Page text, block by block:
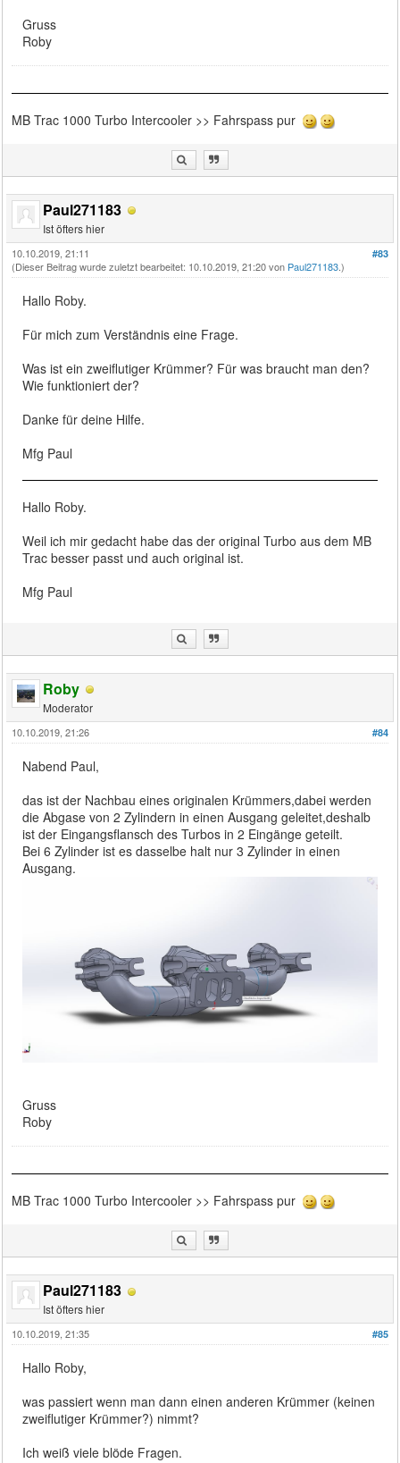
Gruss
Roby
MB Trac 1000 Turbo Intercooler >> Fahrspass pur
Paul271183
Ist öfters hier
#83
10.10.2019, 21:11
(Dieser Beitrag wurde zuletzt bearbeitet: 10.10.2019, 21:20 von Paul271183.)
Hallo Roby.
Für mich zum Verständnis eine Frage.
Was ist ein zweiflutiger Krümmer? Für was braucht man den?
Wie funktioniert der?
Danke für deine Hilfe.
Mfg Paul
Hallo Roby.
Weil ich mir gedacht habe das der original Turbo aus dem MB
Trac besser passt und auch original ist.
Mfg Paul
Roby
Moderator
#84
10.10.2019, 21:26
Nabend Paul,
das ist der Nachbau eines originalen Krümmers,dabei werden
die Abgase von 2 Zylindern in einen Ausgang geleitet,deshalb
ist der Eingangsflansch des Turbos in 2 Eingänge geteilt.
Bei 6 Zylinder ist es dasselbe halt nur 3 Zylinder in einen
Ausgang.
Gruss
Roby
MB Trac 1000 Turbo Intercooler >> Fahrspass pur
Paul271183
Ist öfters hier
#85
10.10.2019, 21:35
Hallo Roby,
was passiert wenn man dann einen anderen Krümmer (keinen
zweiflutiger Krümmer?) nimmt?
Ich weiß viele blöde Fragen.